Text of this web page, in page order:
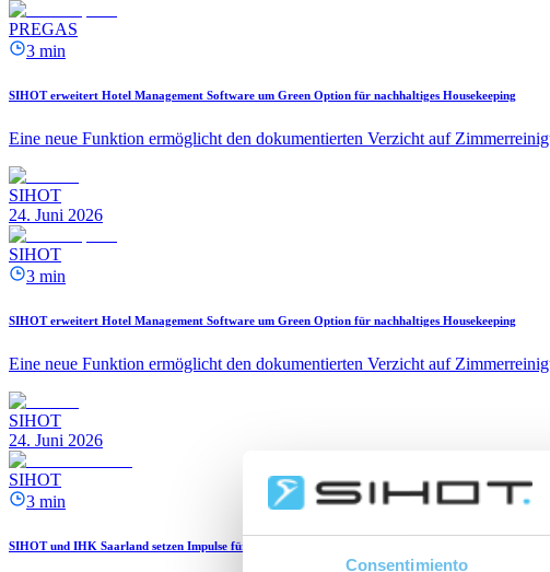
Consentimiento
PREGAS
3 min
SIHOT erweitert Hotel Management Software um Green Option für nachhaltiges Housekeeping
Eine neue Funktion ermöglicht den dokumentierten Verzicht auf
SIHOT
24. Juni 2026
SIHOT
3 min
SIHOT erweitert Hotel Management Software um Green Option für nachhaltiges Housekeeping
Eine neue Funktion ermöglicht den dokumentierten Verzicht auf
SIHOT
24. Juni 2026
SIHOT
3 min
SIHOT und IHK Saarland setzen Impulse für den Hospitality-Tech-Standort Saarland